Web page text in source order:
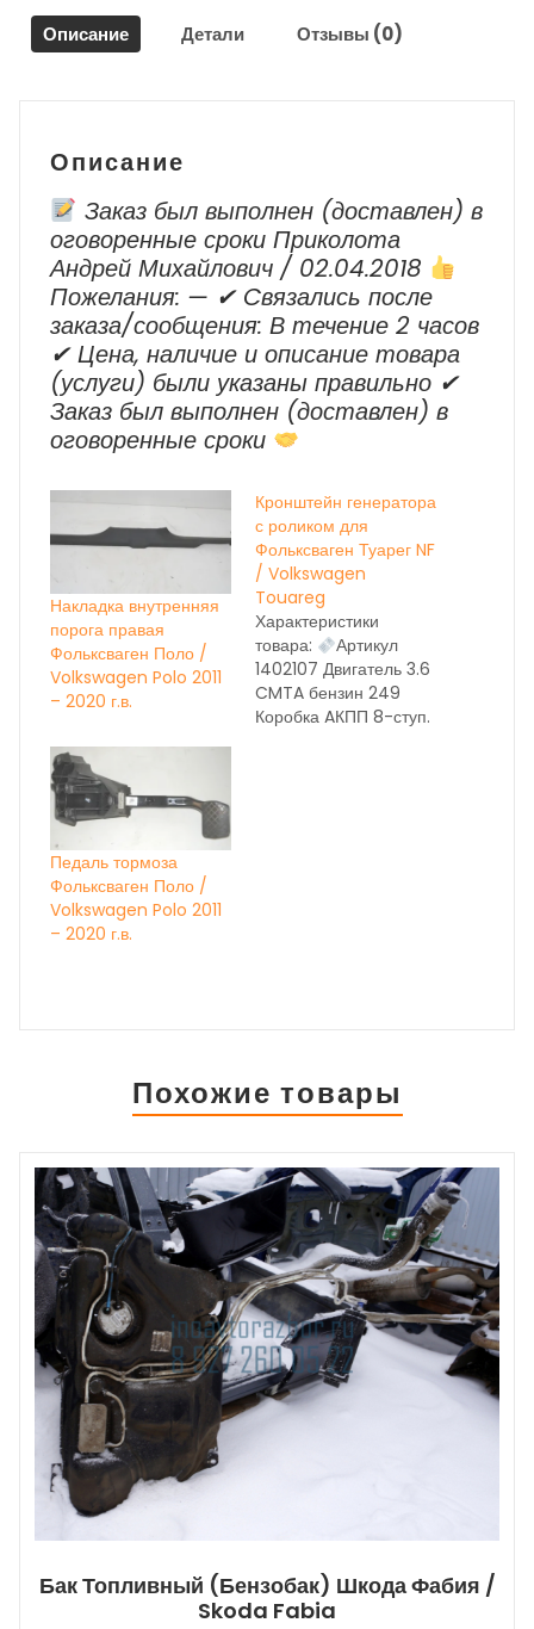
2015
г.в.
Описание Детали Отзывы (0)
Описание
Заказ был выполнен (доставлен) в
оговоренные сроки Приколота
Андрей Михайлович / 02.04.2018
Пожелания: — ✔ Cвязались после
заказа/сообщения: В течение 2 часов
✔ Цена, наличие и описание товара
(услуги) были указаны правильно ✔
Заказ был выполнен (доставлен) в
оговоренные сроки
Накладка внутренняя
порога правая
Фольксваген Поло /
Volkswagen Polo 2011
– 2020 г.в.
Кронштейн генератора
с роликом для
Фольксваген Туарег NF
/ Volkswagen
Touareg
Характеристики
товара:
Артикул
1402107 Двигатель 3.6
CMTA бензин 249
Коробка AКПП 8-ступ.
Педаль тормоза
Фольксваген Поло /
Volkswagen Polo 2011
– 2020 г.в.
Похожие товары
Бак Топливный (бензобак) Шкода Фабия /
Skoda Fabia